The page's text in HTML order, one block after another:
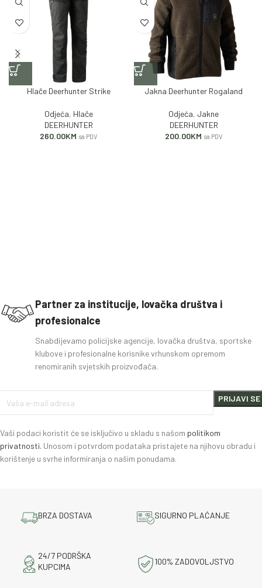
Hlače Deerhunter Strike
Odjeća, Hlače
DEERHUNTER
260.00KM sa PDV
Jakna Deerhunter Rogaland
Odjeća, Jakne
DEERHUNTER
200.00KM sa PDV
Partner za institucije, lovačka društva i
profesionalce
Snabdijevamo policijske agencije, lovačka društva, sportske
klubove i profesionalne korisnike vrhunskom opremom
renomiranih svjetskih proizvođača.
Vaši podaci koristit će se isključivo u skladu s našom politikom
privatnosti. Unosom i potvrdom podataka pristajete na njihovu obradu i
korištenje u svrhe informiranja o našim ponudama.
BRZA DOSTAVA SIGURNO PLAĆANJE
24/7 PODRŠKA
KUPCIMA
100% ZADOVOLJSTVO